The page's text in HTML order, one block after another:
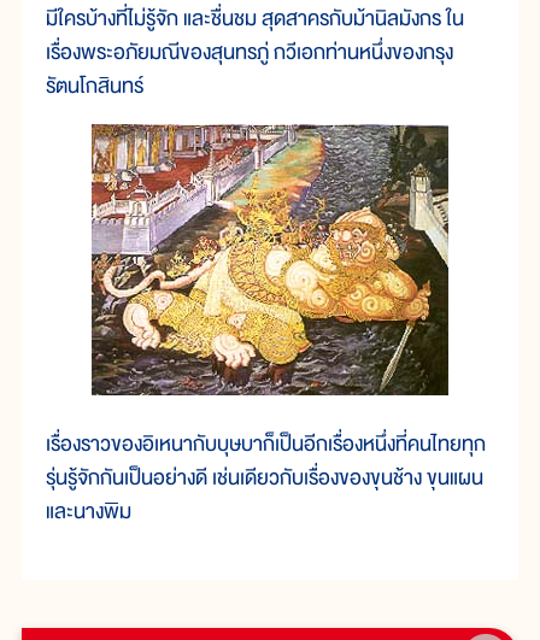
มีใครบ้างที่ไม่รู้จัก และชื่นชม สุดสาครกับม้านิลมังกร ใน
เรื่องพระอภัยมณีของสุนทรภู่ กวีเอกท่านหนึ่งของกรุง
รัตนโกสินทร์
เรื่องราวของอิเหนากับบุษบาก็เป็นอีกเรื่องหนึ่งที่คนไทยทุก
รุ่นรู้จักกันเป็นอย่างดี เช่นเดียวกับเรื่องของขุนช้าง ขุนแผน
และนางพิม